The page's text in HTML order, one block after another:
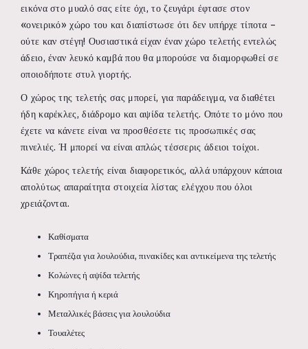
εικόνα στο μυαλό σας είτε όχι, το ζευγάρι έφτασε στον
«ονειρικό» χώρο του και διαπίστωσε ότι δεν υπήρχε τίποτα –
ούτε καν στέγη! Ουσιαστικά είχαν έναν χώρο τελετής εντελώς
άδειο, έναν λευκό καμβά που θα μπορούσε να διαμορφωθεί σε
οποιοδήποτε στυλ γιορτής.
Ο χώρος της τελετής σας μπορεί, για παράδειγμα, να διαθέτει
ήδη καρέκλες, διάδρομο και αψίδα τελετής. Οπότε το μόνο που
έχετε να κάνετε είναι να προσθέσετε τις προσωπικές σας
πινελιές. Ή μπορεί να είναι απλώς τέσσερις άδειοι τοίχοι.
Κάθε χώρος τελετής είναι διαφορετικός, αλλά υπάρχουν κάποια
απολύτως απαραίτητα στοιχεία λίστας ελέγχου που όλοι
χρειάζονται.
Καθίσματα
Τραπέζια για λουλούδια, πινακίδες και αντικείμενα της τελετής
Κολώνες ή αψίδα τελετής
Κηροπήγια ή κεριά
Μεταλλικές βάσεις για λουλούδια
Τουαλέτες